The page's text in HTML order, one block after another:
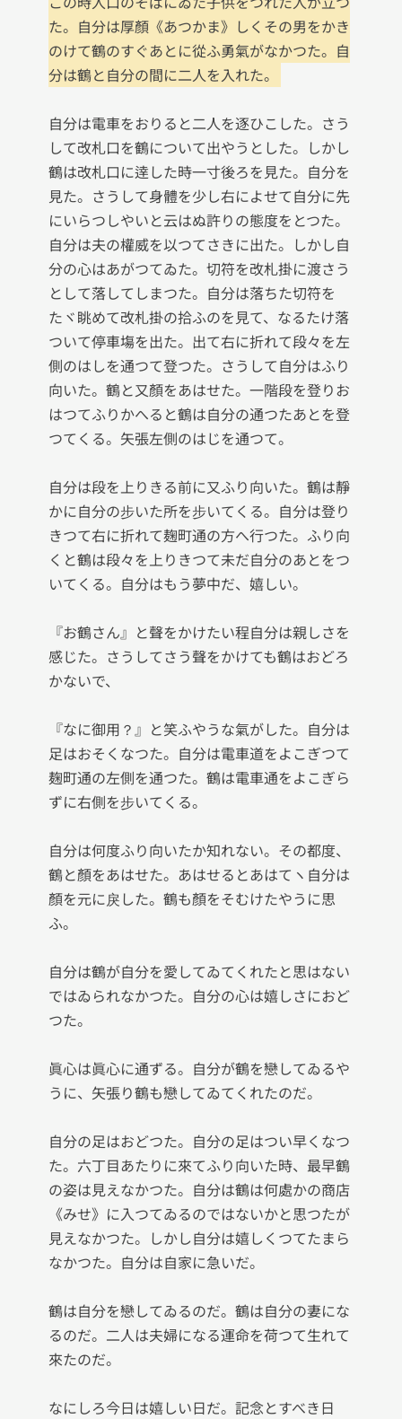
た。自分は厚顏《あつかま》しくその男をかき
のけて鶴のすぐあとに從ふ勇氣がなかつた。自
分は鶴と自分の間に二人を入れた。
自分は電車をおりると二人を逐ひこした。さう
して改札口を鶴について出やうとした。しかし
鶴は改札口に逹した時一寸後ろを見た。自分を
見た。さうして身體を少し右によせて自分に先
にいらつしやいと云はぬ許りの態度をとつた。
自分は夫の權威を以つてさきに出た。しかし自
分の心はあがつてゐた。切符を改札掛に渡さう
として落してしまつた。自分は落ちた切符を
たヾ眺めて改札掛の拾ふのを見て、なるたけ落
ついて停車塲を出た。出て右に折れて段々を左
側のはしを通つて登つた。さうして自分はふり
向いた。鶴と又顏をあはせた。一階段を登りお
はつてふりかへると鶴は自分の通つたあとを登
つてくる。矢張左側のはじを通つて。
自分は段を上りきる前に又ふり向いた。鶴は靜
かに自分の步いた所を步いてくる。自分は登り
きつて右に折れて麹町通の方へ行つた。ふり向
くと鶴は段々を上りきつて未だ自分のあとをつ
いてくる。自分はもう夢中だ、嬉しい。
『お鶴さん』と聲をかけたい程自分は親しさを
感じた。さうしてさう聲をかけても鶴はおどろ
かないで、
『なに御用？』と笑ふやうな氣がした。自分は
足はおそくなつた。自分は電車道をよこぎつて
麹町通の左側を通つた。鶴は電車通をよこぎら
ずに右側を步いてくる。
自分は何度ふり向いたか知れない。その都度、
鶴と顏をあはせた。あはせるとあはてヽ自分は
顏を元に戾した。鶴も顏をそむけたやうに思
ふ。
自分は鶴が自分を愛してゐてくれたと思はない
ではゐられなかつた。自分の心は嬉しさにおど
つた。
眞心は眞心に通ずる。自分が鶴を戀してゐるや
うに、矢張り鶴も戀してゐてくれたのだ。
自分の足はおどつた。自分の足はつい早くなつ
た。六丁目あたりに來てふり向いた時、最早鶴
の姿は見えなかつた。自分は鶴は何處かの商店
《みせ》に入つてゐるのではないかと思つたが
見えなかつた。しかし自分は嬉しくつてたまら
なかつた。自分は自家に急いだ。
鶴は自分を戀してゐるのだ。鶴は自分の妻にな
るのだ。二人は夫婦になる運命を荷つて生れて
來たのだ。
なにしろ今日は嬉しい日だ。記念とすべき日